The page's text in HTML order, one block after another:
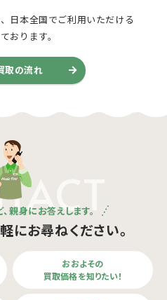
日本全国でご利用いただける
おります。
取の流れ
親身にお答えします。
にお尋ねください。
おおよその
買取価格を知りたい！